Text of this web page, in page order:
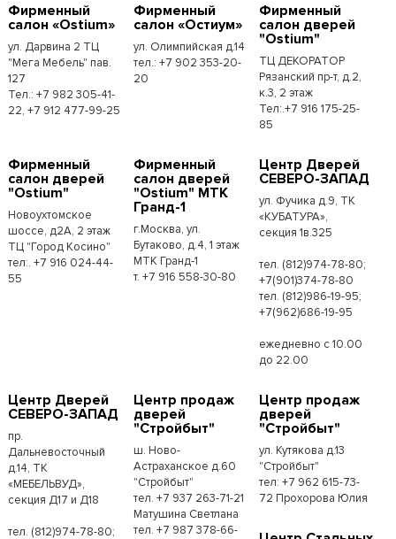
Фирменный
салон «Ostium»
ул. Дарвина 2 ТЦ
"Мега Мебель" пав.
127
Тел.: +7 982 305-41-
22, +7 912 477-99-25
Фирменный
салон «Остиум»
ул. Олимпийская д.14
тел.: +7 902 353-20-
20
Фирменный
салон дверей
"Ostium"
ТЦ ДЕКОРАТОР
Рязанский пр-т, д.2,
к.3, 2 этаж
Тел:.+7 916 175-25-
85
Фирменный
салон дверей
"Ostium"
Новоухтомское
шоссе, д2А, 2 этаж
ТЦ "Город Косино"
тел:. +7 916 024-44-
55
Фирменный
салон дверей
"Ostium" МТК
Гранд-1
г.Москва, ул.
Бутаково, д.4, 1 этаж
МТК Гранд-1
т. +7 916 558-30-80
Центр Дверей
СЕВЕРО-ЗАПАД
ул. Фучика д.9, ТК
«КУБАТУРА»,
секция 1в.325
тел. (812)974-78-80;
+7(901)374-78-80
тел. (812)986-19-95;
+7(962)686-19-95
ежедневно с 10.00
до 22.00
Центр Дверей
СЕВЕРО-ЗАПАД
пр.
Дальневосточный
д.14, ТК
«МЕБЕЛЬВУД»,
секция Д17 и Д18
тел. (812)974-78-80;
Центр продаж
дверей
"Стройбыт"
ш. Ново-
Астраханское д.60
"Стройбыт"
тел. +7 937 263-71-21
Матушина Светлана
тел. +7 987 378-66-
Центр продаж
дверей
"Стройбыт"
ул. Кутякова д.13
"Стройбыт"
тел: +7 962 615-73-
72 Прохорова Юлия